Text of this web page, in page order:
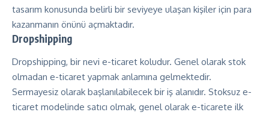
tasarım konusunda belirli bir seviyeye ulaşan kişiler için para
kazanmanın önünü açmaktadır.
Dropshipping
Dropshipping, bir nevi e-ticaret koludur. Genel olarak stok
olmadan e-ticaret yapmak anlamına gelmektedir.
Sermayesiz olarak başlanılabilecek bir iş alanıdır. Stoksuz e-
ticaret modelinde satıcı olmak, genel olarak e-ticarete ilk